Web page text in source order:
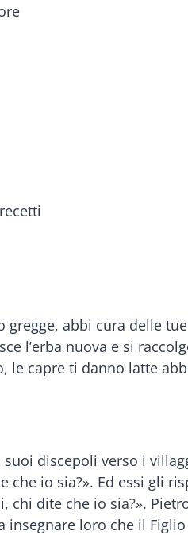
abbi cura delle
l’erba nuova e si
le capre ti danno latte
discepoli verso i
che io sia?». Ed essi gli
chi dite che io sia?».
loro che il